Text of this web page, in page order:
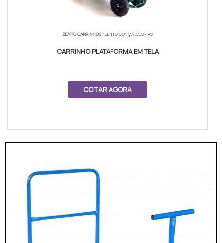
BENTO CARRINHOS/ BENTO GONÇALVES - RS
CARRINHO PLATAFORMA EM TELA
COTAR AGORA